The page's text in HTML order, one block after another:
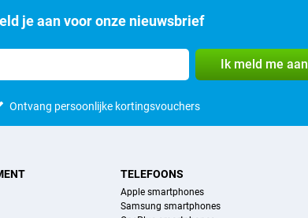
je aan voor onze nieuwsbrief
Ik meld me aan
Ontvang persoonlijke kortingsvouchers
TELEFOONS
Apple smartphones
Samsung smartphones